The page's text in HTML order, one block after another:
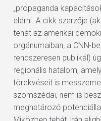
„propaganda
elérni. A cikk szerzője
tehát az amerikai
orgánumaiban, a CNN-
rendszeresen publikál)
regionális hatalom,
törekvéseit is
szomszédai, nem is
meghatározó